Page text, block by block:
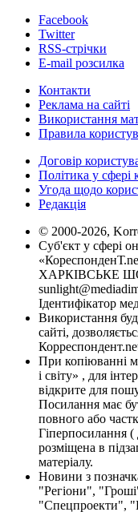
Facebook
Twitter
RSS-стрічки
E-mail розсилка
Контакти
Реклама на сайті
Використання
Правила
Договір
Політика у сфері
Угода щодо
Редакція
© 2000-2026,
Суб'єкт у сфері
ХАРКІВСЬКЕ
Ідентифікатор
Використання
сайті,
При копіюванні
і світу» , для
відкрите для
Посилання має
повного або
Гіперпосилання (
розміщена в
матеріалу.
Новини з
"Регіони",
"Спецпроекти",